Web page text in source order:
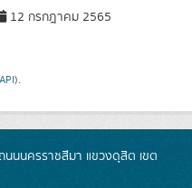
12 กรกฎาคม 2565
).
นนครราชสีมา แขวงดุสิต เขต